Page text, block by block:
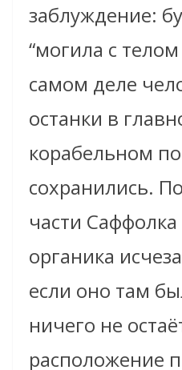
заблуждение:
“могила с
самом деле
останки в
корабельном
сохранились.
части Саффолка
органика
если оно там
ничего не
расположение